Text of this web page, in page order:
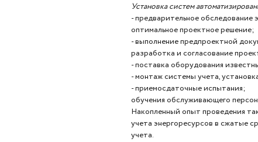
Установка систем
- предварительное обследование
оптимальное проектное решение;
- выполнение предпроектной
разработка и согласование
- поставка оборудования
- монтаж системы учета,
- приемосдаточные испытания;
обучения обслуживающего
Накопленный опыт проведения
учета энергоресурсов в сжатые
учета.